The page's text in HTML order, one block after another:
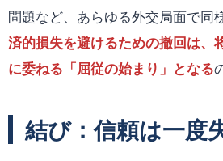
問題など、あらゆる外交局面で同
済的損失を避けるための撤回は、
に委ねる「屈従の始まり」となる
結び：信頼は一度